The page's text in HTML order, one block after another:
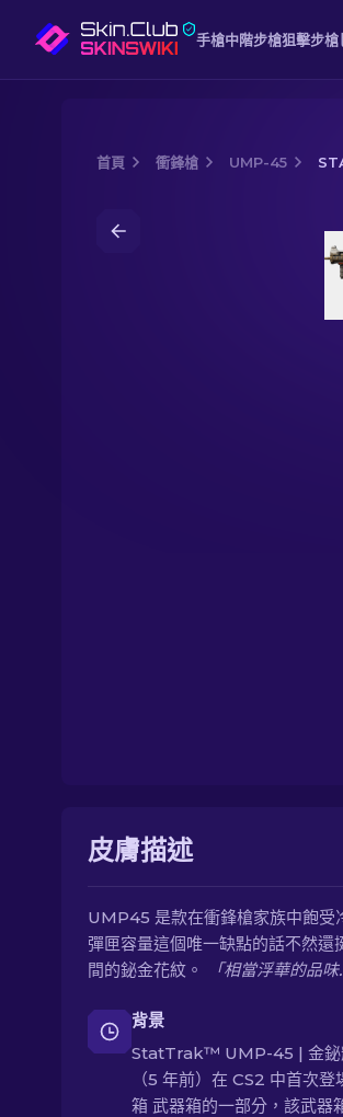
手槍中階步槍狙擊步槍
首頁 衝鋒槍 UMP-45
StatTrak™
皮膚描述
UMP45 是款在衝鋒槍家族中飽受
彈匣容量這個唯一缺點的話不然還
間的鉍金花紋。
「相當浮華的品味
背景
StatTrak™ UMP-45 | 金鉍
（5 年前）在 CS2 中首次
箱 武器箱的一部分，該武